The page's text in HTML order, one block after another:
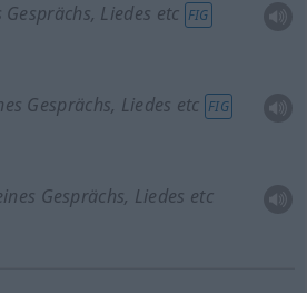
Gesprächs, Liedes etc FIG
Gesprächs, Liedes etc FIG
Gesprächs, Liedes etc